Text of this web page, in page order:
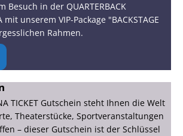
Besuch in der QUARTERBACK
unserem VIP-Package "BACKSTAGE
Rahmen.
TICKET Gutschein steht Ihnen die Welt
Theaterstücke, Sportveranstaltungen
– dieser Gutschein ist der Schlüssel